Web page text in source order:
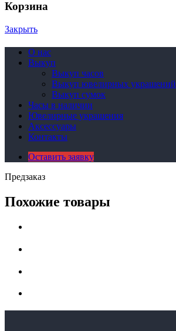
Корзина
Закрыть
О нас
Выкуп
Выкуп часов
Выкуп ювелирных украшений
Выкуп сумок
Часы в наличии
Ювелирные украшения
Аксессуары
Контакты
Оставить заявку
Предзаказ
Похожие товары